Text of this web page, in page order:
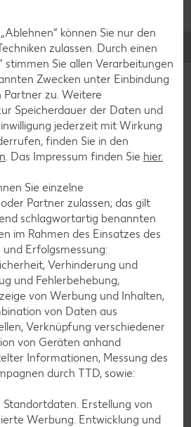
können Sie nur den
zulassen. Durch einen
stimmen Sie allen Verarbeitungen
Zwecken unter Einbindung
zu. Weitere
Speicherdauer der Daten und
jederzeit mit Wirkung
finden Sie in den
. Das Impressum finden Sie hier.
Sie einzelne
Partner zulassen; das gilt
schlagwortartig benannten
im Rahmen des Einsatzes des
Erfolgsmessung:
Verhinderung und
und Fehlerbehebung,
von Werbung und Inhalten,
von Daten aus
Verknüpfung verschiedener
von Geräten anhand
Informationen, Messung des
durch TTD, sowie:
Erstellung von
Werbung. Entwicklung und